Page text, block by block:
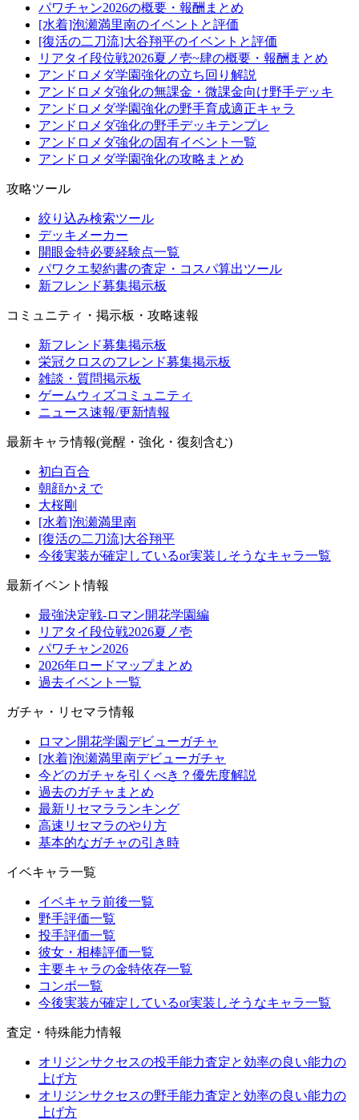
パワチャン2026の概要・報酬まとめ
[水着]泡瀬満里南のイベントと評価
[復活の二刀流]大谷翔平のイベントと評価
リアタイ段位戦2026夏ノ壱~肆の概要・報酬まとめ
アンドロメダ学園強化の立ち回り解説
アンドロメダ強化の無課金・微課金向け野手デッキ
アンドロメダ学園強化の野手育成適正キャラ
アンドロメダ強化の野手デッキテンプレ
アンドロメダ強化の固有イベント一覧
アンドロメダ学園強化の攻略まとめ
攻略ツール
絞り込み検索ツール
デッキメーカー
開眼金特必要経験点一覧
パワクエ契約書の査定・コスパ算出ツール
新フレンド募集掲示板
コミュニティ・掲示板・攻略速報
新フレンド募集掲示板
栄冠クロスのフレンド募集掲示板
雑談・質問掲示板
ゲームウィズコミュニティ
ニュース速報/更新情報
最新キャラ情報(覚醒・強化・復刻含む)
初白百合
朝顔かえで
大桜剛
[水着]泡瀬満里南
[復活の二刀流]大谷翔平
今後実装が確定しているor実装しそうなキャラ一覧
最新イベント情報
最強決定戦-ロマン開花学園編
リアタイ段位戦2026夏ノ壱
パワチャン2026
2026年ロードマップまとめ
過去イベント一覧
ガチャ・リセマラ情報
ロマン開花学園デビューガチャ
[水着]泡瀬満里南デビューガチャ
今どのガチャを引くべき？優先度解説
過去のガチャまとめ
最新リセマラランキング
高速リセマラのやり方
基本的なガチャの引き時
イベキャラ一覧
イベキャラ前後一覧
野手評価一覧
投手評価一覧
彼女・相棒評価一覧
主要キャラの金特依存一覧
コンボ一覧
今後実装が確定しているor実装しそうなキャラ一覧
査定・特殊能力情報
オリジンサクセスの投手能力査定と効率の良い能力の
上げ方
オリジンサクセスの野手能力査定と効率の良い能力の
上げ方